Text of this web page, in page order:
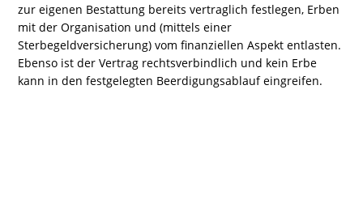
zur eigenen Bestattung bereits vertraglich festlegen, Erben
mit der Organisation und (mittels einer
Sterbegeldversicherung) vom finanziellen Aspekt entlasten.
Ebenso ist der Vertrag rechtsverbindlich und kein Erbe
kann in den festgelegten Beerdigungsablauf eingreifen.